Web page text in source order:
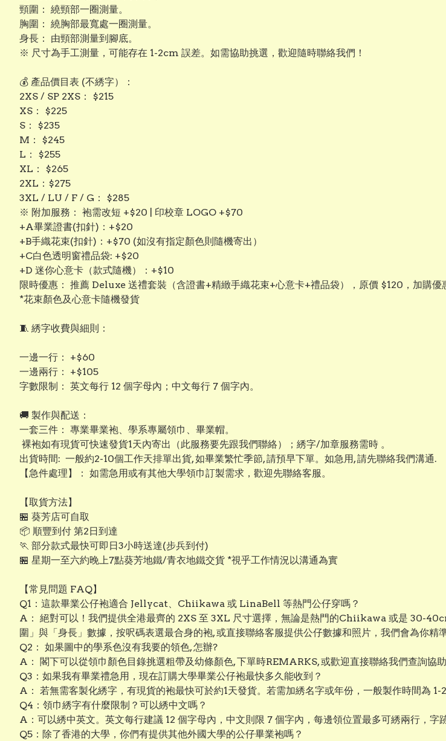
頸圍： 繞頸部一圈測量。
​胸圍： 繞胸部最寬處一圈測量。
​身長： 由頸部測量到腳底。
※ 尺寸為手工測量，可能存在 1-2cm 誤差。如需協助挑選，歡迎隨時聯絡我們！
💰 產品價目表 (不綉字）：
​2XS / SP 2XS： $215
​XS： $225
​S： $235
​M： $245
​L： $255
​XL： $265
​2XL：$275
3XL / LU / F / G： $285
​※ 附加服務： 袍需改短 +$20 | 印校章 LOGO +$70
+A畢業證書(扣針)：+$20
+B手織花束(扣針)：+$70 (如沒有指定顏色則隨機寄出）
+C白色透明窗禮品袋: +$20
+D 迷你心意卡（款式隨機）：+$10
限時優惠： 推薦 Deluxe 送禮套裝（含證書+精緻手織花束+心意卡+禮品袋），原價 $120，加購優
*花束顏色及心意卡隨機發貨
​🧵 綉字收費與細則：
​一邊一行： +$60
​一邊兩行： +$105
​字數限制： 英文每行 12 個字母內；中文每行 7 個字內。
​​🚚 製作與配送：
​一套三件： 專業畢業袍、學系專屬領巾、畢業帽。
裸袍如有現貨可快速發貨1天內寄出（此服務要先跟我們聯絡）；綉字/加章服務需時 。
出貨時間: 一般約2-10個工作天排單出貨, 如畢業繁忙季節, 請預早下單。如急用, 請先聯絡我們溝通.
【​急件處理】： 如需急用或有其他大學領巾訂製需求，歡迎先聯絡客服。
【取貨方法】
🏪 葵芳店可自取
📦 順豐到付 第2日到達
🏃 部分款式最快可即日3小時送達(步兵到付)
🏪 星期一至六約晚上7點葵芳地鐵/青衣地鐵交貨 *視乎工作情況以溝通為實
【常見問題 FAQ】
Q1：這款畢業公仔袍適合 Jellycat、Chiikawa 或 LinaBell 等熱門公仔穿嗎？
A： 絕對可以！我們提供全港最齊的 2XS 至 3XL 尺寸選擇，無論是熱門的Chiikawa 或是 30-
圍」與「身長」數據，按呎碼表選最合身的袍, 或直接聯絡客服提供公仔數據和照片，我們會為你精
Q2： 如果圖中的學系色沒有我要的領色, 怎辦?
A： 閣下可以從領巾顏色目錄挑選粗帶及幼條顏色, 下單時REMARKS, 或歡迎直接聯絡我們查詢協助
Q3：如果我有畢業禮急用，現在訂購大學畢業公仔袍最快多久能收到？
A： 若無需客製化綉字，有現貨的袍最快可於約1天發貨。若需加綉名字或年份，一般製作時間為
Q4：領巾綉字有什麼限制？可以綉中文嗎？
A：可以綉中英文。英文每行建議 12 個字母內，中文則限 7 個字內，每邊領位置最多可綉兩行，字
Q5：除了香港的大學，你們有提供其他外國大學的公仔畢業袍嗎？